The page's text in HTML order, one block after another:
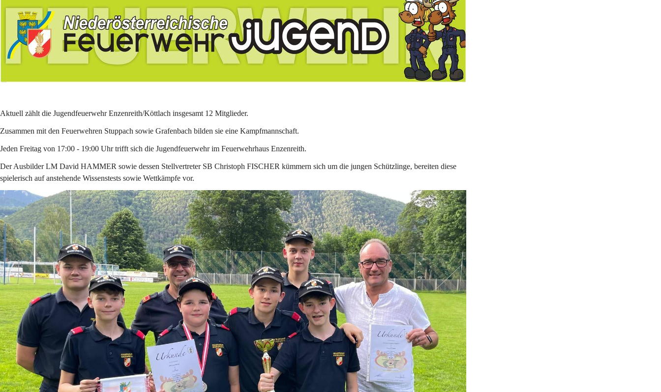
Aktuell zählt die Jugendfeuerwehr Enzenreith/Köttlach insgesamt 12 Mitglieder.
Zusammen mit den Feuerwehren Stuppach sowie Grafenbach bilden sie eine Kampfmannschaft.
Jeden Freitag von 17:00 - 19:00 Uhr trifft sich die Jugendfeuerwehr im Feuerwehrhaus Enzenreith.
Der Ausbilder LM David HAMMER sowie dessen Stellvertreter SB Christoph FISCHER kümmern sich um die jungen Schützlinge, bereiten diese
spielerisch auf anstehende Wissenstests sowie Wettkämpfe vor.